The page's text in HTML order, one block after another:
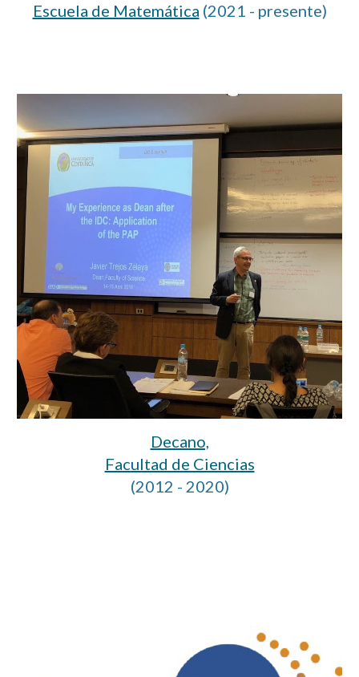
Escuela de Matemática (2021 - presente)
Decano,
Facultad de Ciencias
(2012 - 2020)